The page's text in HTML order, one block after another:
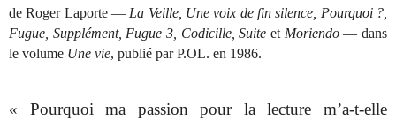
de Roger Laporte — La Veille, Une voix de fin silence, Pourquoi ?,
Fugue, Supplément, Fugue 3, Codicille, Suite et Moriendo— dans
le volume Une vie, publié par P.OL. en 1986.
« Pourquoi ma passion pour la lecture m’a-t-elle